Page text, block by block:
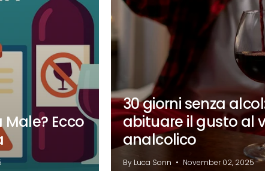
Ecco
30 giorni senza
abituare il gusto al
analcolico
By Luca Sonn November 02, 2025